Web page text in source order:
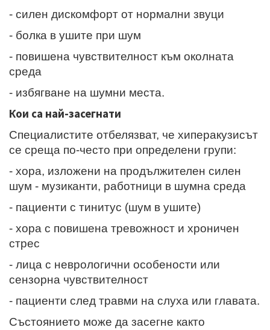
- силен дискомфорт от нормални звуци
- болка в ушите при шум
- повишена чувствителност към околната
среда
- избягване на шумни места.
Кои са най-засегнати
Специалистите отбелязват, че хиперакузисът
се среща по-често при определени групи:
- хора, изложени на продължителен силен
шум - музиканти, работници в шумна среда
- пациенти с тинитус (шум в ушите)
- хора с повишена тревожност и хроничен
стрес
- лица с неврологични особености или
сензорна чувствителност
- пациенти след травми на слуха или главата.
Състоянието може да засегне както